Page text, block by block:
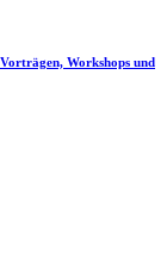
Workshops und